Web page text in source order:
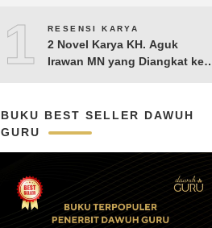
KH. Hasyim Asy’ari karya KH.
Aguk Irawan MN
10RESENSI KARYA
2 Novel Karya KH. Aguk
Irawan MN yang Diangkat ke
BUKU BEST SELLER DAWUH
GURU